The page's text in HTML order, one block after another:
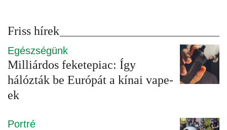
Friss hírek
Egészségünk
Milliárdos feketepiac: Így
hálózták be Európát a kínai vape-
ek
Portré